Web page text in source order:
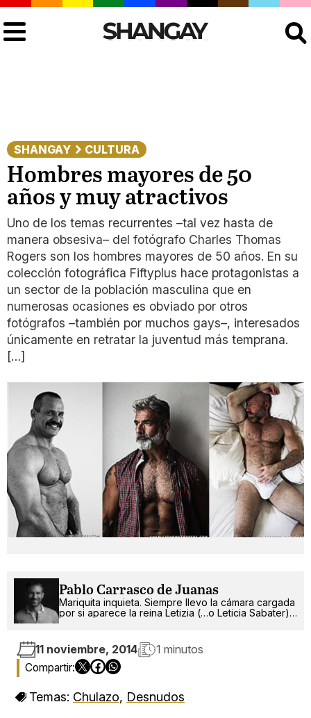
SHANGAY CULTURA
Hombres mayores de 50
años y muy atractivos
Uno de los temas recurrentes –tal vez hasta de
manera obsesiva– del fotógrafo Charles Thomas
Rogers son los hombres mayores de 50 años. En su
colección fotográfica Fiftyplus hace protagonistas a
un sector de la población masculina que en
numerosas ocasiones es obviado por otros
fotógrafos –también por muchos gays–, interesados
únicamente en retratar la juventud más temprana.
[…]
Pablo Carrasco de Juanas
Mariquita inquieta. Siempre llevo la cámara cargada
por si aparece la reina Letizia (…o Leticia Sabater).
11 noviembre, 2014 1 minutos
Temas: Chulazo, Desnudos